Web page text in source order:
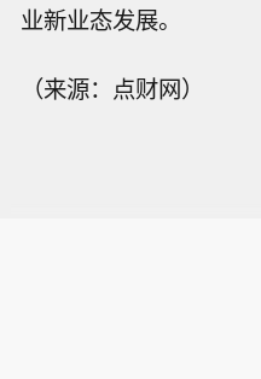
业新业态发展。
（来源：点财网）